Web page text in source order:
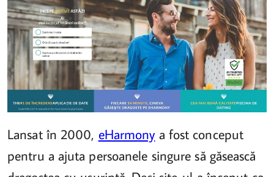
Lansat în 2000, eHarmony a fost conceput
pentru a ajuta persoanele singure să găsească